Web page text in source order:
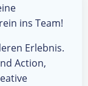
ins Team!
Erlebnis.
Action,